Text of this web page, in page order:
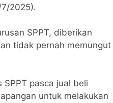
2025).
SPPT, diberikan
tidak pernah memungut
pasca jual beli
untuk melakukan